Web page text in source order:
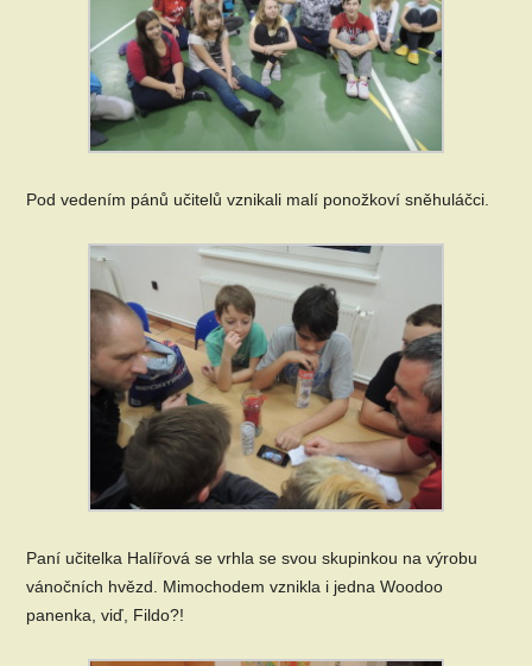
Pod vedením pánů učitelů vznikali malí ponožkoví sněhuláčci.
Paní učitelka Halířová se vrhla se svou skupinkou na výrobu
vánočních hvězd. Mimochodem vznikla i jedna Woodoo
panenka, viď, Fildo?!